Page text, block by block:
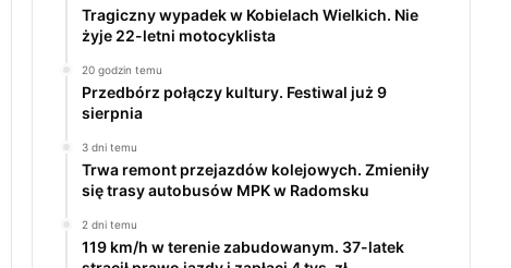
Tragiczny wypadek w Kobielach Wielkich. Nie
żyje 22-letni motocyklista
20 godzin temu
Przedbórz połączy kultury. Festiwal już 9
sierpnia
3 dni temu
Trwa remont przejazdów kolejowych. Zmieniły
się trasy autobusów MPK w Radomsku
2 dni temu
119 km/h w terenie zabudowanym. 37-latek